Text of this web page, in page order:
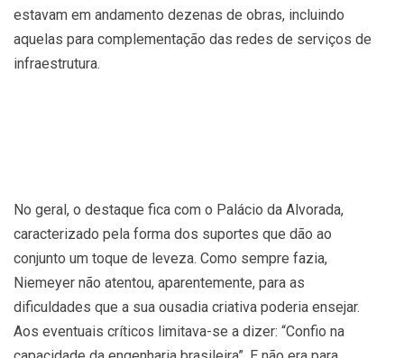
estavam em andamento dezenas de obras, incluindo
aquelas para complementação das redes de serviços de
infraestrutura.
No geral, o destaque fica com o Palácio da Alvorada,
caracterizado pela forma dos suportes que dão ao
conjunto um toque de leveza. Como sempre fazia,
Niemeyer não atentou, aparentemente, para as
dificuldades que a sua ousadia criativa poderia ensejar.
Aos eventuais críticos limitava-se a dizer: “Confio na